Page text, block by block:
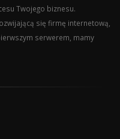
Twojego biznesu.
się firmę internetową,
serwerem, mamy